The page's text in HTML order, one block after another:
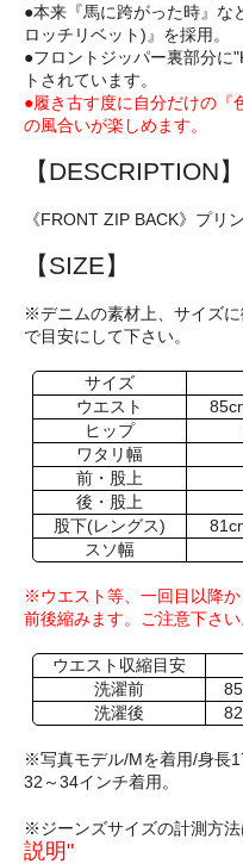
●本来『馬に跨がった時』な
ロッチリベット)』を採用。
●フロントジッパー裏部分に
トされています。
●履き古す度に自分だけの『
の風合いが楽しめます。
【DESCRIPTION】
《FRONT ZIP BACK》プリ
【SIZE】
※デニムの素材上、サイズ
で目安にして下さい。
サイズ
ウエスト
ヒップ
ワタリ幅
前・股上
後・股上
股下(レングス)
スソ幅
※ウエスト等、一回目以降
前後縮みます。ご注意下さい
ウエスト収縮目安
洗濯前
洗濯後
※写真モデル/Mを着用/身長
32～34インチ着用。
※ジーンズサイズの計測方
説明"